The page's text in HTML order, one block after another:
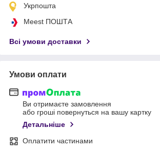
Укрпошта
Meest ПОШТА
Всі умови доставки
Умови оплати
Ви отримаєте замовлення
або гроші повернуться на вашу картку
Детальніше
Оплатити частинами